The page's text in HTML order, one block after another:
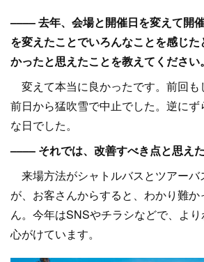
–––– 去年、会場と開催日を変えて開
を変えたことでいろんなことを感じ
かったと思えたことを教えてください。
変えて本当に良かったです。前回も
前日から猛吹雪で中止でした。逆に
な日でした。
–––– それでは、改善すべき点と思え
来場方法がシャトルバスとツアーバ
が、お客さんからすると、わかり難
ん。今年はSNSやチラシなどで、よ
心がけています。